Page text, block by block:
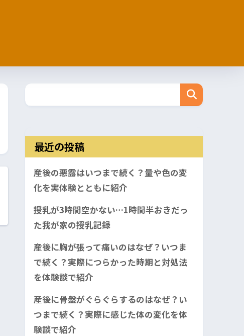
最近の投稿
産後の悪露はいつまで続く？量や色の変
化を実体験とともに紹介
授乳が3時間空かない…1時間半おきだっ
た我が家の授乳記録
産後に胸が張って痛いのはなぜ？いつま
で続く？実際につらかった時期と対処法
を体験談で紹介
産後に骨盤がぐらぐらするのはなぜ？い
つまで続く？実際に感じた体の変化を体
験談で紹介